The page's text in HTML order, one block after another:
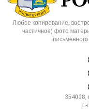
Любое копирование,
частичное) фото
354008,